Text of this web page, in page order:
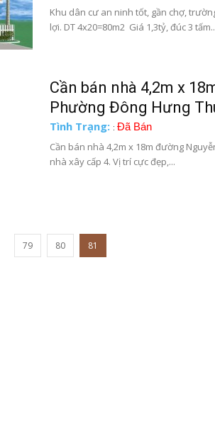
Khu dân cư an ninh tốt, gần chợ,
lợi. DT 4x20=80m2 Giá 1,3tỷ, đúc 3
Cần bán nhà 4,2m x
Phường Đông Hưng
Tình Trạng: : Đã Bán
Cần bán nhà 4,2m x 18m đường
nhà xây cấp 4. Vị trí cực đẹp,...
79 80 81